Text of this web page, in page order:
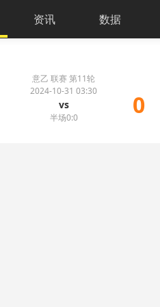
资讯 数据
意乙 联赛 第11轮
2024-10-31 03:30
vs
半场0:0 0